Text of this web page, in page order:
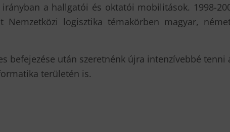
a hallgatói és oktatói mobilitások. 1998-
Nemzetközi logisztika témakörben magyar,
befejezése után szeretnénk újra intenzívebbé
területén is.